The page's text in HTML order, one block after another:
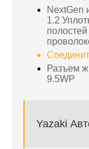
NextGen
1.2
Разъем
9.5WP
Yazaki